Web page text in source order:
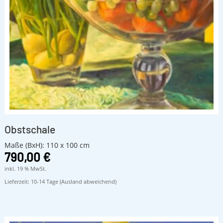
Obstschale
Maße (BxH): 110 x 100 cm
790,00 €
inkl. 19 % MwSt.
Lieferzeit: 10-14 Tage (Ausland abweichend)